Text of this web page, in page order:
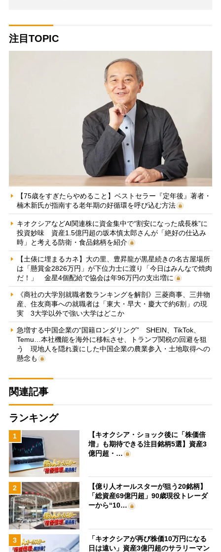
注目TOPIC
【75歳をすぎたらやめること】ベストセラー『定年後』著者・
楠木新氏が指南する老年期の好循環を呼び込む方法
キオクシアなどAI関連株に資金集中で“割安になった成長株”に
投資妙味 資産1.5億円超の坂本慎太郎さんが「絶好の仕込み
時」と考える防衛・食品銘柄を紹介
【土俵に埋まるカネ】大の里、豊昇龍が黒星続きの名古屋場所
は「懸賞金2826万円」が下位力士に渡り「今日はみんなで焼肉
だ！」 金星4個配給で協会は年96万円の支出増に
《商社の大学別就職者数ランキングを解剖》三菱商事、三井物
産、住友商事への就職者は「東大・早大・慶大で約6割」の現
実 3大学以外で強い大学はどこか
急増する中国企業の“国籍ロンダリング” SHEIN、TikTok、
Temu…本社機能を海外に移転させ、トランプ関税の回避を狙
う 現地人を隠れ蓑にした中国企業の農業参入・土地取得への
懸念も
関連記事
ランキング
1
【キオクシア・ショック後に「株価倍
増」も期待できる注目銘柄5選】資産3
億円超・…
2
【億り人オールスターが狙う20銘柄】
「総資産69億円超」90歳現役トレーダ
ーから“10…
3
「キオクシアが再び株価10万円になる
日は遠い」資産3億円超のサラリーマン